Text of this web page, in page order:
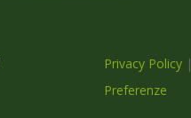
Privacy Policy |
Preferenze